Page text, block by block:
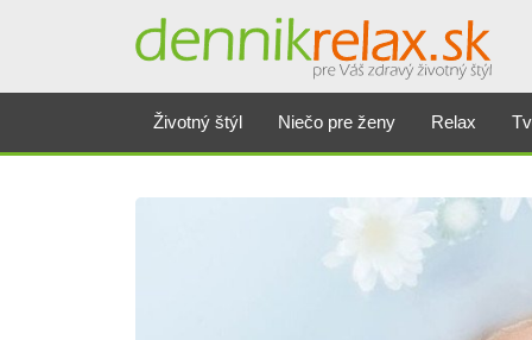
Životný štýl Niečo pre ženy Relax